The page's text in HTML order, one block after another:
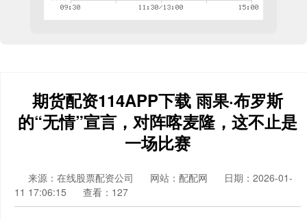
期货配资114APP下载 雨果·布罗斯
的“无情”宣言，对阵喀麦隆，这不止是
一场比赛
来源：在线股票配资公司 网站：配配网
日期：2026-01-
11 17:06:15
查看：127